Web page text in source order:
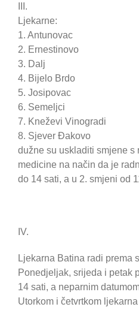
III.
Ljekarne:
1. Antunovac
2. Ernestinovo
3. Dalj
4. Bijelo Brdo
5. Josipovac
6. Semeljci
7. Kneževi Vinogradi
8. Sjever Đakovo
dužne su uskladiti smjene
medicine na način da je
do 14 sati, a u 2. smjeni od
IV.
Ljekarna Batina radi prema
Ponedjeljak, srijeda i petak
14 sati, a neparnim
Utorkom i četvrtkom